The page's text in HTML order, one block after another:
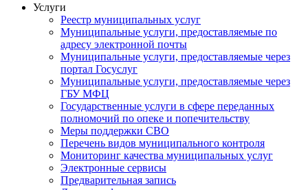
Услуги
Реестр муниципальных услуг
Муниципальные услуги, предоставляемые по
адресу электронной почты
Муниципальные услуги, предоставляемые через
портал Госуслуг
Муниципальные услуги, предоставляемые через
ГБУ МФЦ
Государственные услуги в сфере переданных
полномочий по опеке и попечительству
Меры поддержки СВО
Перечень видов муниципального контроля
Мониторинг качества муниципальных услуг
Электронные сервисы
Предварительная запись